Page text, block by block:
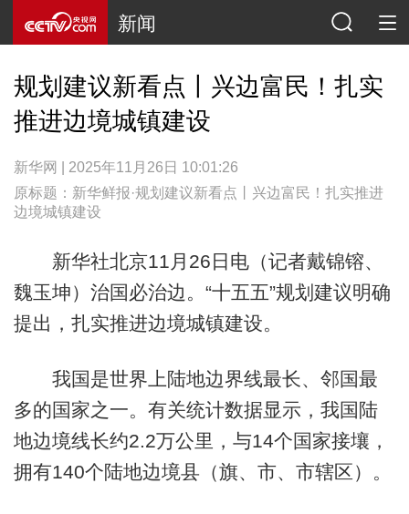
新闻
规划建议新看点丨兴边富民！扎实
推进边境城镇建设
新华网 | 2025年11月26日 10:01:26
原标题：新华鲜报·规划建议新看点丨兴边富民！扎实推进
边境城镇建设
新华社北京11月26日电（记者戴锦镕、
魏玉坤）治国必治边。“十五五”规划建议明确
提出，扎实推进边境城镇建设。
我国是世界上陆地边界线最长、邻国最
多的国家之一。有关统计数据显示，我国陆
地边境线长约2.2万公里，与14个国家接壤，
拥有140个陆地边境县（旗、市、市辖区）。